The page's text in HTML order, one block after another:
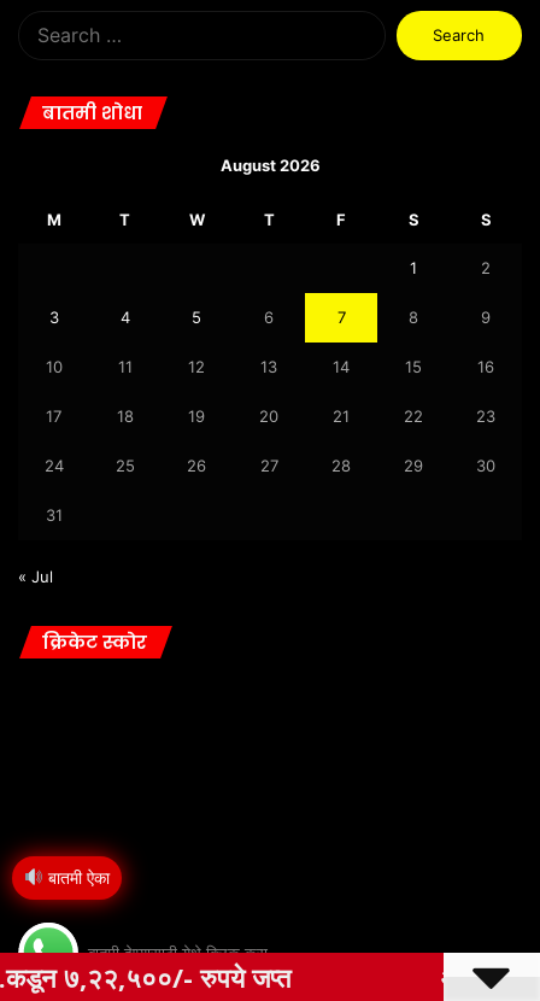
बातमी ऐका
Search
for:
बातमी शोधा
August 2026
M T W T F S S
1 2
3 4 5 6 7 8 9
10 11 12 13 14 15 16
17 18 19 20 21 22 23
24 25 26 27 28 29 30
31
« Jul
क्रिकेट स्कोर
बातमी देण्यासाठी येथे क्लिक करा
जप्त ओला दुष्काळ जाहीर करून पिक